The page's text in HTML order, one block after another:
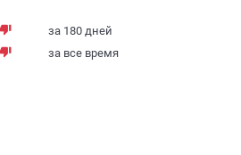
thumb_down за 180 дней
thumb_down за все время